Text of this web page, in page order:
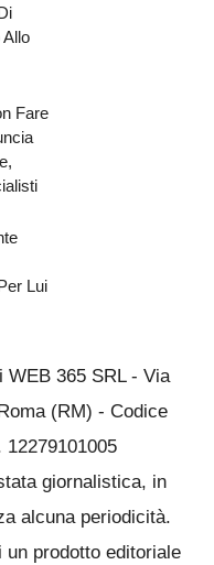
Fare
Lui
WEB 365 SRL - Via
(RM) - Codice
giornalistica, in
alcuna periodicità.
un prodotto editoriale